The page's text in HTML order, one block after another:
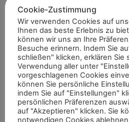
Buche. Mit insgesamt fünf
so den Sieg bei den
Jungen Reiter.
Johanna Umbach und Label
ersten Prüfung zu Rang fünf.
Parcours fehlerfrei beenden
Erfolg dann auch in der
Samstag. Im Finale war das
der Seite des Paares. Jeweils
Cookie-Zustimmung
Wir verwenden Cookies auf
Ihnen das beste Erlebnis zu
können wir uns an Ihre
Besuche erinnern. Indem Sie
schließen" klicken, erklären Sie
Verwendung aller unter
vorgeschlagenen Cookies
können Sie persönliche
indem Sie auf "Einstellungen"
persönlichen Präferenzen
auf "Akzeptieren" klicken. Sie
notwendigen Cookies